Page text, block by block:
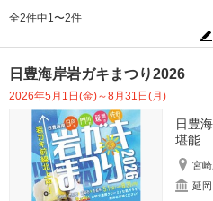
全2件中1〜2件
日豊海岸岩ガキまつり2026
2026年5月1日(金)～8月31日(月)
日豊
堪能
宮
延